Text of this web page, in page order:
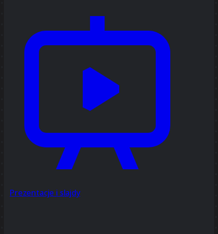
Prezentacje i slajdy